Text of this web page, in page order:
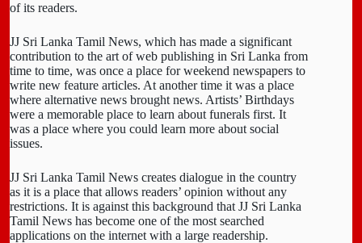
of its readers.
JJ Sri Lanka Tamil News, which has made a significant
contribution to the art of web publishing in Sri Lanka from
time to time, was once a place for weekend newspapers to
write new feature articles. At another time it was a place
where alternative news brought news. Artists’ Birthdays
were a memorable place to learn about funerals first. It
was a place where you could learn more about social
issues.
JJ Sri Lanka Tamil News creates dialogue in the country
as it is a place that allows readers’ opinion without any
restrictions. It is against this background that JJ Sri Lanka
Tamil News has become one of the most searched
applications on the internet with a large readership.